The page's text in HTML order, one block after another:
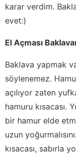
karar verdim.
evet:)
El Açması
Baklava yapmak
söylenemez.
açılıyor zaten
hamuru kısacası.
bir hamur elde
uzun
kısacası, sabırla